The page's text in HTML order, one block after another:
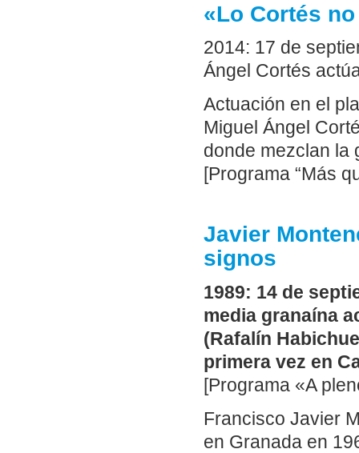
«Lo Cortés
2014: 17 de
Ángel Cortés
Actuación en el
Miguel Ángel
donde mezclan la
[Programa “Más
Javier
signos
1989: 14 de
media granaína
(Rafalín
primera vez en
[Programa «A
Francisco Javier
en Granada en